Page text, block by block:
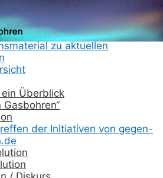
zu aktuellen
Überblick
Gasbohren“
der Initiativen von gegen-